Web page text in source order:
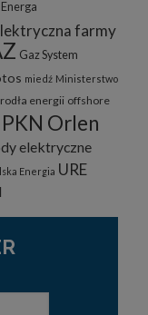
Energa
farmy
Gaz System
miedź Ministerstwo
energii offshore
PKN Orlen
elektryczne
Energia URE